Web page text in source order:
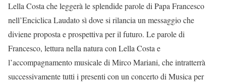
Lella Costa che leggerà le splendide parole di Papa Francesco
nell’Enciclica Laudato sì dove si rilancia un messaggio che
diviene proposta e prospettiva per il futuro. Le parole di
Francesco, lettura nella natura con Lella Costa e
l’accompagnamento musicale di Mirco Mariani, che intratterrà
successivamente tutti i presenti con un concerto di Musica per